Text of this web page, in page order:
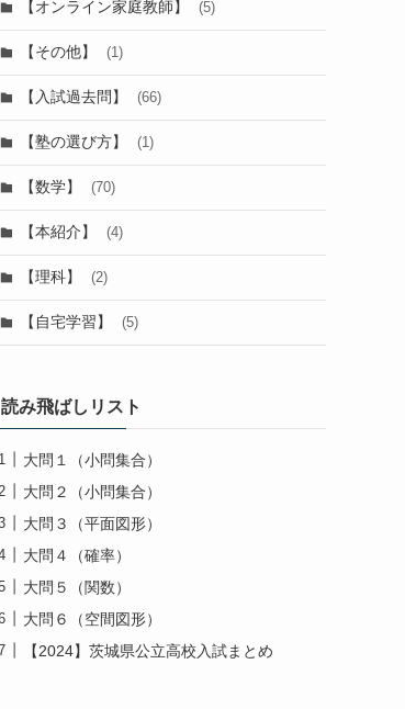
【オンライン家庭教師】 (5)
【その他】 (1)
【入試過去問】 (66)
【塾の選び方】 (1)
【数学】 (70)
【本紹介】 (4)
【理科】 (2)
【自宅学習】 (5)
読み飛ばしリスト
大問１（小問集合）
大問２（小問集合）
大問３（平面図形）
大問４（確率）
大問５（関数）
大問６（空間図形）
【2024】茨城県公立高校入試まとめ